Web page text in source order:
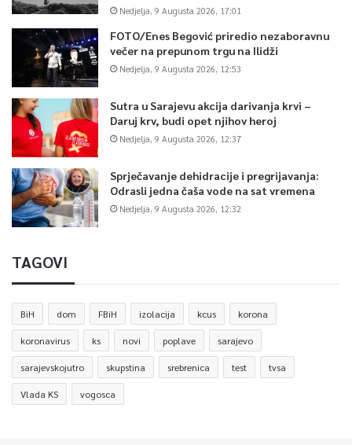
Nedjelja, 9 Augusta 2026, 17:01
FOTO/Enes Begović priredio nezaboravnu
večer na prepunom trgu na Ilidži
Nedjelja, 9 Augusta 2026, 12:53
Sutra u Sarajevu akcija darivanja krvi –
Daruj krv, budi opet njihov heroj
Nedjelja, 9 Augusta 2026, 12:37
Sprječavanje dehidracije i pregrijavanja:
Odrasli jedna čaša vode na sat vremena
Nedjelja, 9 Augusta 2026, 12:32
TAGOVI
BiH dom FBiH izolacija kcus korona
koronavirus ks novi poplave sarajevo
sarajevskojutro skupstina srebrenica test tvsa
Vlada KS vogosca